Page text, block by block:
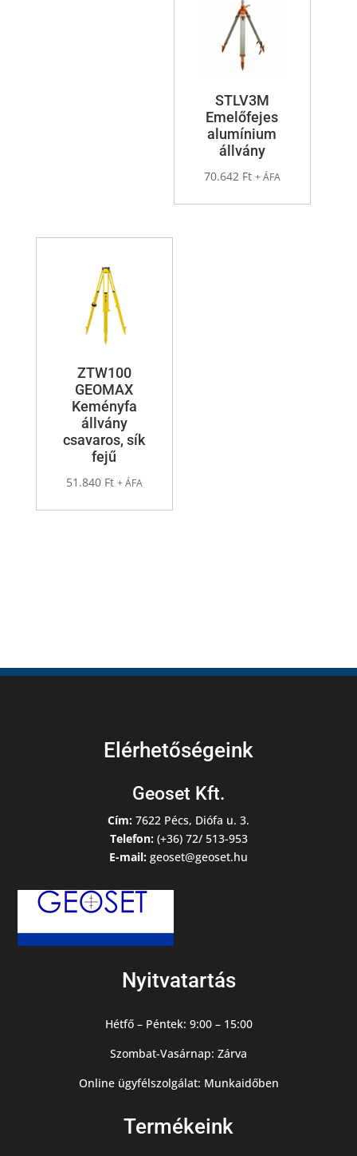
STLV3M
Emelőfejes
alumínium
állvány
70.642 Ft + ÁFA
ZTW100
GEOMAX
Keményfa
állvány
csavaros, sík
fejű
51.840 Ft + ÁFA
Elérhetőségeink
Geoset Kft.
Cím: 7622 Pécs, Diófa u. 3.
Telefon:(+36) 72/ 513-953
E-mail: geoset@geoset.hu
Nyitvatartás
Hétfő – Péntek: 9:00 – 15:00
Szombat-Vasárnap: Zárva
Online ügyfélszolgálat: Munkaidőben
Termékeink